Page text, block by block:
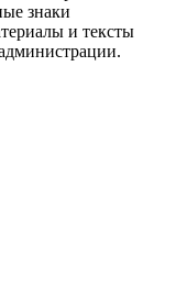
знаки
и тексты